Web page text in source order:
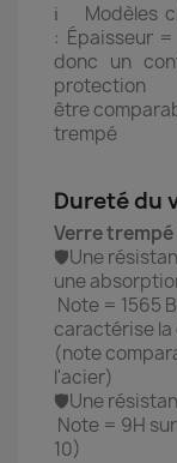
ℹ️ Modèles
: Épaisseur
donc un
être
trempé
Dureté du
Verre
🛡️Une
une
Note = 1565
caractérise
(note
l'acier)
🛡️Une
Note = 9H
10)